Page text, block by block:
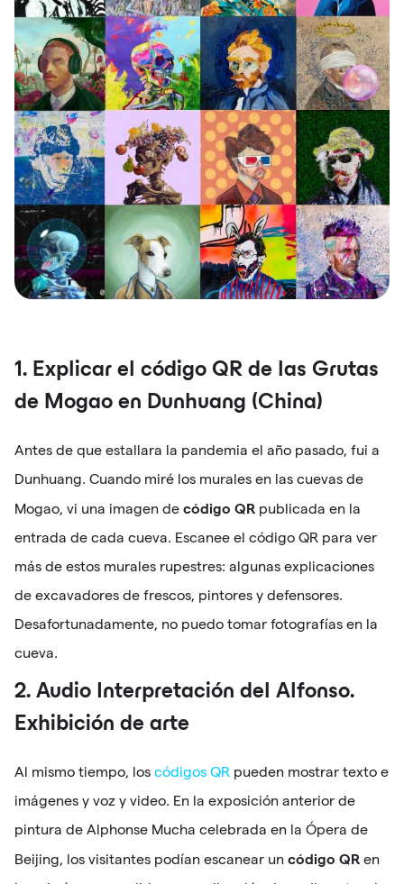
1. Explicar el código QR de las Grutas
de Mogao en Dunhuang (China)
Antes de que estallara la pandemia el año pasado, fui a
Dunhuang. Cuando miré los murales en las cuevas de
Mogao, vi una imagen de código QR publicada en la
entrada de cada cueva. Escanee el código QR para ver
más de estos murales rupestres: algunas explicaciones
de excavadores de frescos, pintores y defensores.
Desafortunadamente, no puedo tomar fotografías en la
cueva.
2. Audio Interpretación del Alfonso.
Exhibición de arte
Al mismo tiempo, los códigos QR pueden mostrar texto e
imágenes y voz y video. En la exposición anterior de
pintura de Alphonse Mucha celebrada en la Ópera de
Beijing, los visitantes podían escanear un código QR en